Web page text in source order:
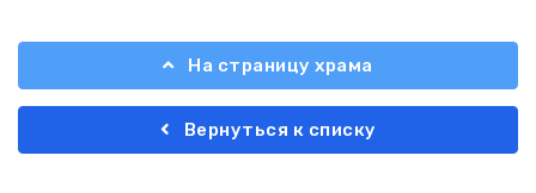
На страницу храма
Вернуться к списку